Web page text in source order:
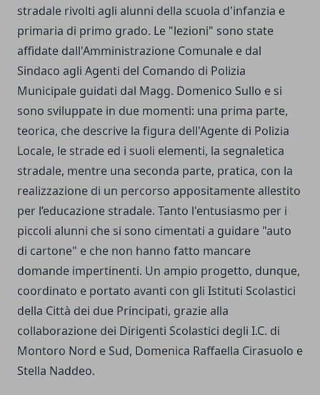
stradale rivolti agli alunni della scuola d'infanzia e
primaria di primo grado. Le "lezioni" sono state
affidate dall'Amministrazione Comunale e dal
Sindaco agli Agenti del Comando di Polizia
Municipale guidati dal Magg. Domenico Sullo e si
sono sviluppate in due momenti: una prima parte,
teorica, che descrive la figura dell'Agente di Polizia
Locale, le strade ed i suoli elementi, la segnaletica
stradale, mentre una seconda parte, pratica, con la
realizzazione di un percorso appositamente allestito
per l’educazione stradale. Tanto l'entusiasmo per i
piccoli alunni che si sono cimentati a guidare "auto
di cartone" e che non hanno fatto mancare
domande impertinenti. Un ampio progetto, dunque,
coordinato e portato avanti con gli Istituti Scolastici
della Città dei due Principati, grazie alla
collaborazione dei Dirigenti Scolastici degli I.C. di
Montoro Nord e Sud, Domenica Raffaella Cirasuolo e
Stella Naddeo.